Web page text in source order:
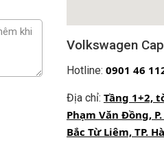
Volkswagen
Hotline: 0901 46
Địa chỉ: Tầng 1+2,
Phạm Văn Đồng,
Bắc Từ Liêm, TP.